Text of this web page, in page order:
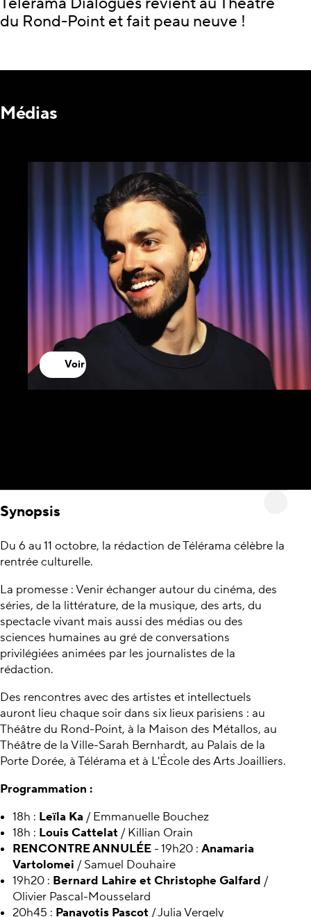
du Rond-Point et fait peau neuve !
Médias
Voir
Synopsis
Du 6 au 11 octobre, la rédaction de Télérama célèbre la
rentrée culturelle.
La promesse : Venir échanger autour du cinéma, des
séries, de la littérature, de la musique, des arts, du
spectacle vivant mais aussi des médias ou des
sciences humaines au gré de conversations
privilégiées animées par les journalistes de la
rédaction.
Des rencontres avec des artistes et intellectuels
auront lieu chaque soir dans six lieux parisiens : au
Théâtre du Rond-Point, à la Maison des Métallos, au
Théâtre de la Ville-Sarah Bernhardt, au Palais de la
Porte Dorée, à Télérama et à L'École des Arts Joailliers.
Programmation :
18h : Leïla Ka / Emmanuelle Bouchez
18h : Louis Cattelat / Killian Orain
RENCONTRE ANNULÉE - 19h20 : Anamaria
Vartolomei / Samuel Douhaire
19h20 : Bernard Lahire et Christophe Galfard /
Olivier Pascal-Mousselard
20h45 : Panayotis Pascot / Julia Vergely